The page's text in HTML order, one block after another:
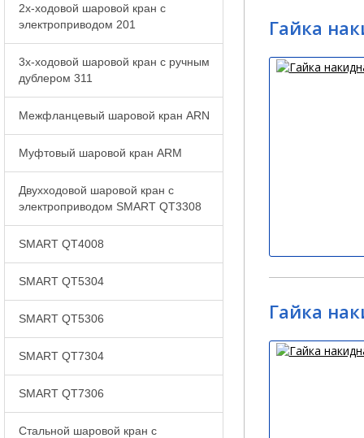
Гайка
Гайка
2x-ходовой шаровой кран с
электроприводом 201
3x-ходовой шаровой кран с ручным
дублером 311
Межфланцевый шаровой кран ARN
Муфтовый шаровой кран ARM
Двухходовой шаровой кран с
электроприводом SMART QT3308
SMART QT4008
SMART QT5304
SMART QT5306
SMART QT7304
SMART QT7306
Стальной шаровой кран с